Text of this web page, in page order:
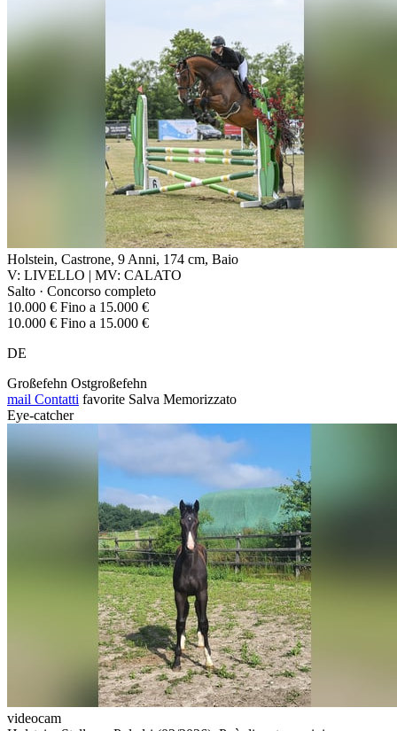
Holstein, Castrone, 9 Anni, 174 cm, Baio
V: LIVELLO | MV: CALATO
Salto · Concorso completo
10.000 € Fino a 15.000 €
10.000 € Fino a 15.000 €
DE
Großefehn Ostgroßefehn
mail Contatti favorite Salva Memorizzato
Eye-catcher
videocam